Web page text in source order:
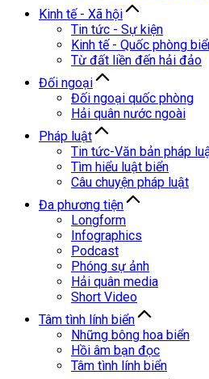
Kinh tế - Xã hội
Tin tức - Sự kiện
Kinh tế - Quốc phòng
Từ đất liền đến hải đảo
Đối ngoại
Đối ngoại quốc phòng
Hải quân nước ngoài
Pháp luật
Tin tức-Văn bản pháp
Tìm hiểu luật biển
Câu chuyện pháp luật
Đa phương tiện
Longform
Infographics
Podcast
Phóng sự ảnh
Hải quân media
Short Video
Tâm tình lính biển
Những bông hoa biển
Hồi âm bạn đọc
Tâm tình lính biển